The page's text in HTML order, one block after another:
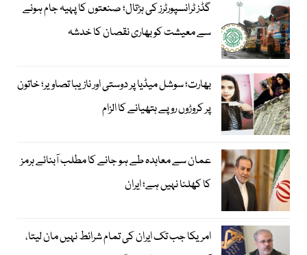
گڈز ٹرانسپورٹرز کی ہڑتال؛ صنعتوں کا پہیہ جام ہونے
سے معیشت کو بھاری نقصان کا خدشہ
بھارت؛ سوشل میڈیا پر دوستی اور نازیبا تصاویر؛ خاتون
پر کروڑوں روپے ہتھیانے کا الزام
عمان سے معاہدہ طے ہو جانے کا مطلب آبنائے ہرمز
کا کھلنا نہیں ہے؛ ایران
امریکا جب تک ایران کی تمام شرائط نہیں مان لیتا،